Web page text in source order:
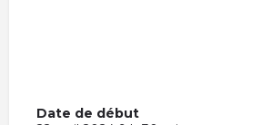
Date de début